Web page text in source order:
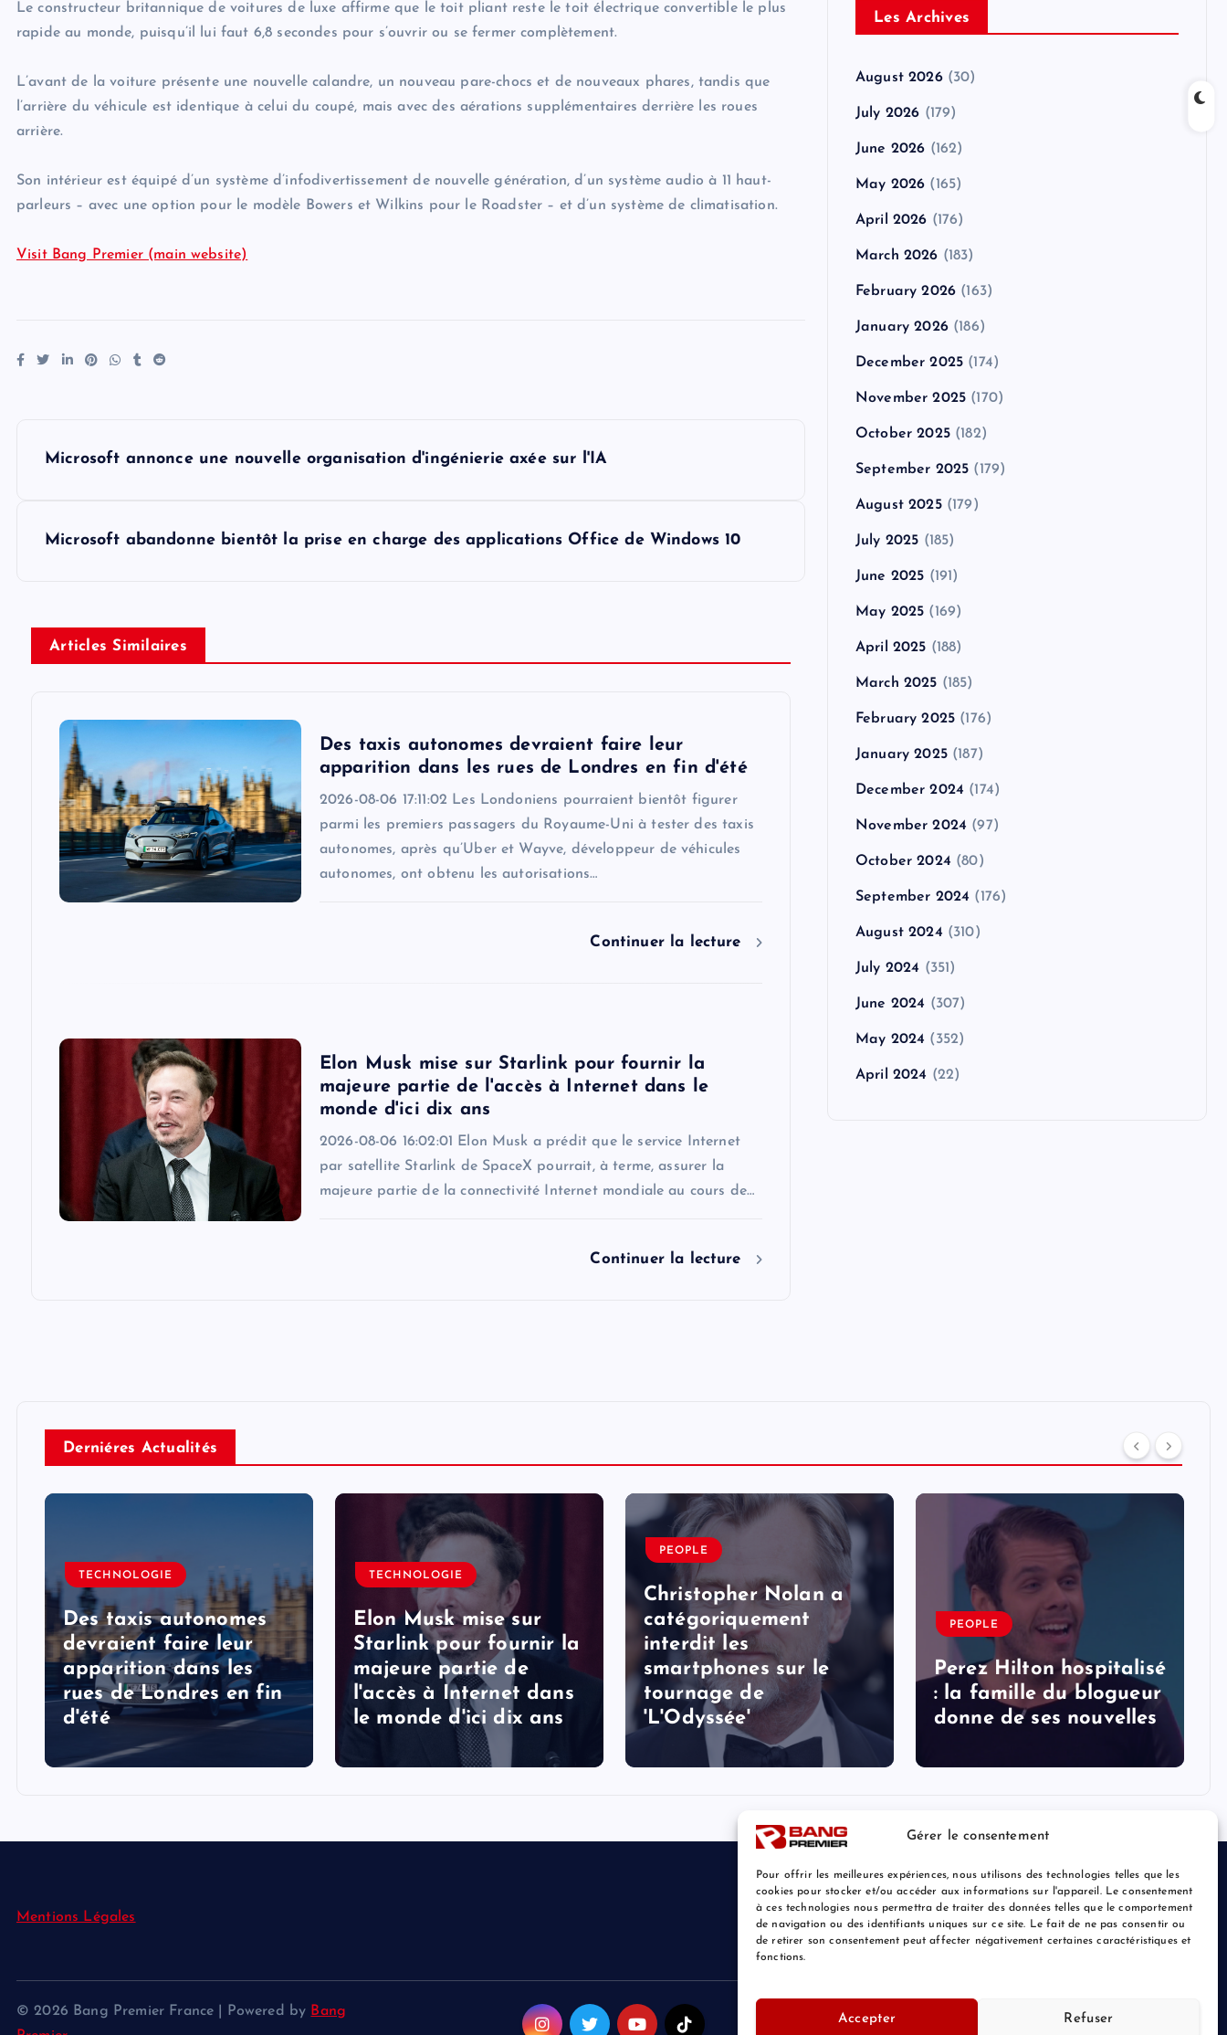
Gérer le consentement
Pour offrir les meilleures expériences, nous utilisons des technologies telles que les
cookies pour stocker et/ou accéder aux informations sur l'appareil. Le consentement
à ces technologies nous permettra de traiter des données telles que le comportement
de navigation ou des identifiants uniques sur ce site. Le fait de ne pas consentir ou
de retirer son consentement peut affecter négativement certaines caractéristiques et
fonctions.
Accepter Refuser
Le constructeur britannique de voitures de luxe affirme que le toit pliant reste le toit électrique convertible le plus
rapide au monde, puisqu’il lui faut 6,8 secondes pour s’ouvrir ou se fermer complètement.
L’avant de la voiture présente une nouvelle calandre, un nouveau pare-chocs et de nouveaux phares, tandis que
l’arrière du véhicule est identique à celui du coupé, mais avec des aérations supplémentaires derrière les roues
arrière.
Son intérieur est équipé d’un système d’infodivertissement de nouvelle génération, d’un système audio à 11 haut-
parleurs – avec une option pour le modèle Bowers et Wilkins pour le Roadster – et d’un système de climatisation.
Visit Bang Premier (main website)
Microsoft annonce une nouvelle organisation d'ingénierie axée sur l'IA
Microsoft abandonne bientôt la prise en charge des applications Office de Windows 10
Articles Similaires
Des taxis autonomes devraient faire leur
apparition dans les rues de Londres en fin d'été
2026-08-06 17:11:02 Les Londoniens pourraient bientôt figurer
parmi les premiers passagers du Royaume-Uni à tester des taxis
autonomes, après qu’Uber et Wayve, développeur de véhicules
autonomes, ont obtenu les autorisations…
Continuer la lecture
Elon Musk mise sur Starlink pour fournir la
majeure partie de l'accès à Internet dans le
monde d'ici dix ans
2026-08-06 16:02:01 Elon Musk a prédit que le service Internet
par satellite Starlink de SpaceX pourrait, à terme, assurer la
majeure partie de la connectivité Internet mondiale au cours de…
Continuer la lecture
Les Archives
August 2026(30)
July 2026 (179)
June 2026 (162)
May 2026 (165)
April 2026 (176)
March 2026 (183)
February 2026 (163)
January 2026(186)
December 2025 (174)
November 2025 (170)
October 2025(182)
September 2025 (179)
August 2025(179)
July 2025 (185)
June 2025 (191)
May 2025 (169)
April 2025 (188)
March 2025 (185)
February 2025 (176)
January 2025(187)
December 2024 (174)
November 2024 (97)
October 2024 (80)
September 2024 (176)
August 2024 (310)
July 2024 (351)
June 2024 (307)
May 2024 (352)
April 2024 (22)
Derniéres Actualités
TECHNOLOGIE
Des taxis autonomes
devraient faire leur
apparition dans les
rues de Londres en fin
d'été
TECHNOLOGIE
Elon Musk mise sur
Starlink pour fournir la
majeure partie de
l'accès à Internet dans
le monde d'ici dix ans
PEOPLE
Christopher Nolan a
catégoriquement
interdit les
smartphones sur le
tournage de
'L'Odyssée'
PEOPLE
Perez Hilton hospitalisé
: la famille du blogueur
donne de ses nouvelles
Mentions Légales
© 2026 Bang Premier France | Powered by Bang
Retour au Sommet